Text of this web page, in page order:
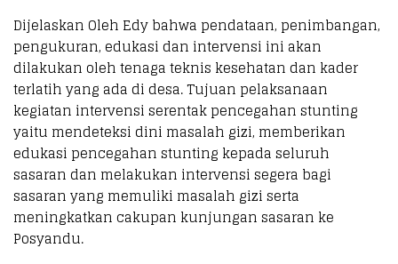
Dijelaskan Oleh Edy bahwa pendataan, penimbangan,
pengukuran, edukasi dan intervensi ini akan
dilakukan oleh tenaga teknis kesehatan dan kader
terlatih yang ada di desa. Tujuan pelaksanaan
kegiatan intervensi serentak pencegahan stunting
yaitu mendeteksi dini masalah gizi, memberikan
edukasi pencegahan stunting kepada seluruh
sasaran dan melakukan intervensi segera bagi
sasaran yang memuliki masalah gizi serta
meningkatkan cakupan kunjungan sasaran ke
Posyandu.